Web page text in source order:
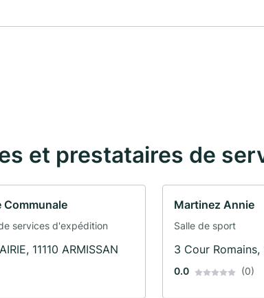
et prestataires de
Communale
services d'expédition
11110 ARMISSAN
Martinez Annie
Salle de sport
3 Cour Romains,
0.0 (0)